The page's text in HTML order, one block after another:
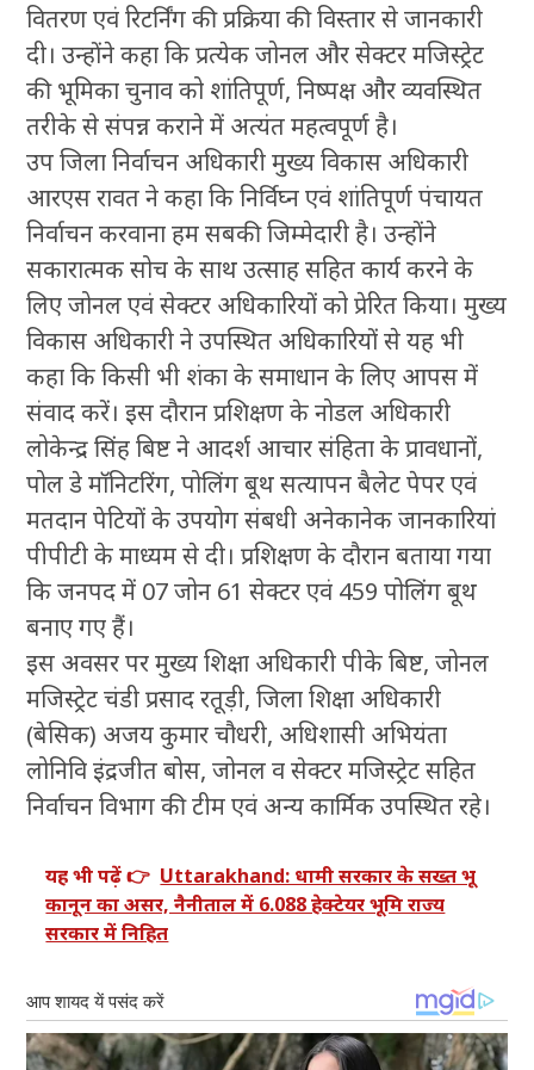
वितरण एवं रिटर्निंग की प्रक्रिया की विस्तार से जानकारी
दी। उन्होंने कहा कि प्रत्येक जोनल और सेक्टर मजिस्ट्रेट
की भूमिका चुनाव को शांतिपूर्ण, निष्पक्ष और व्यवस्थित
तरीके से संपन्न कराने में अत्यंत महत्वपूर्ण है।
उप जिला निर्वाचन अधिकारी मुख्य विकास अधिकारी
आरएस रावत ने कहा कि निर्विघ्न एवं शांतिपूर्ण पंचायत
निर्वाचन करवाना हम सबकी जिम्मेदारी है। उन्होंने
सकारात्मक सोच के साथ उत्साह सहित कार्य करने के
लिए जोनल एवं सेक्टर अधिकारियों को प्रेरित किया। मुख्य
विकास अधिकारी ने उपस्थित अधिकारियों से यह भी
कहा कि किसी भी शंका के समाधान के लिए आपस में
संवाद करें। इस दौरान प्रशिक्षण के नोडल अधिकारी
लोकेन्द्र सिंह बिष्ट ने आदर्श आचार संहिता के प्रावधानों,
पोल डे माॅनिटरिंग, पोलिंग बूथ सत्यापन बैलेट पेपर एवं
मतदान पेटियों के उपयोग संबधी अनेकानेक जानकारियां
पीपीटी के माध्यम से दी। प्रशिक्षण के दौरान बताया गया
कि जनपद में 07 जोन 61 सेक्टर एवं 459 पोलिंग बूथ
बनाए गए हैं।
इस अवसर पर मुख्य शिक्षा अधिकारी पीके बिष्ट, जोनल
मजिस्ट्रेट चंडी प्रसाद रतूड़ी, जिला शिक्षा अधिकारी
(बेसिक) अजय कुमार चौधरी, अधिशासी अभियंता
लोनिवि इंद्रजीत बोस, जोनल व सेक्टर मजिस्ट्रेट सहित
निर्वाचन विभाग की टीम एवं अन्य कार्मिक उपस्थित रहे।
यह भी पढ़ें 👉 Uttarakhand: धामी सरकार के सख्त भू
कानून का असर, नैनीताल में 6.088 हेक्टेयर भूमि राज्य
सरकार में निहित